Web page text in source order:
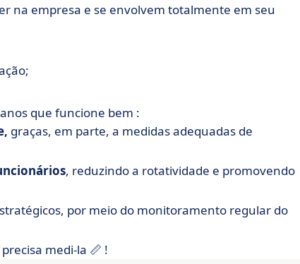
na empresa e se envolvem totalmente em seu
que funcione bem :
graças, em parte, a medidas adequadas de
, reduzindo a rotatividade e promovendo
por meio do monitoramento regular do
medi-la 📏 !